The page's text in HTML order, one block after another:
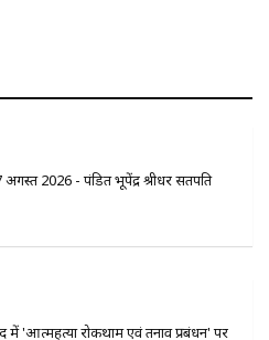
अगस्त 2026 - पंडित भूपेंद्र श्रीधर सतपति
'आत्महत्या रोकथाम एवं तनाव प्रबंधन' पर